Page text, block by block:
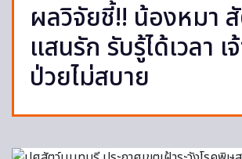
ผลวิจัยชี้!! น้องหมา
แสนรัก รับรู้ได้เวลา เ
ป่วยไม่สบาย